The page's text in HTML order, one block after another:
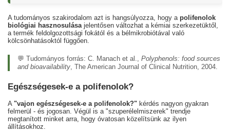
A tudományos szakirodalom azt is hangsúlyozza, hogy a polifenolok
biológiai hasznosulásajelentősen változhat a kémiai szerkezetüktől,
a termék feldolgozottsági fokától és a bélmikrobiótával való
kölcsönhatásoktól függően.
💬 Tudományos forrás: C. Manach et al., Polyphenols: food sources
and bioavailability, The American Journal of Clinical Nutrition, 2004.
Egészségesek-e a polifenolok?
A "vajon egészségesek-e a polifenolok?" kérdés nagyon gyakran
felmerül - és jogosan. Végül is a "szuperélelmiszerek" trendje
megtanított minket arra, hogy óvatosan közelítsünk az ilyen
állításokhoz.